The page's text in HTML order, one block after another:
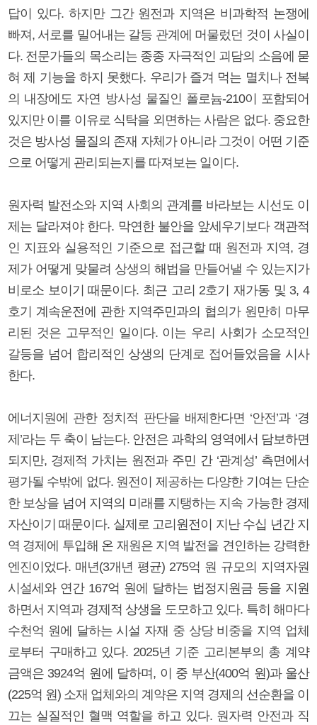
답이 있다. 하지만 그간 원전과 지역은 비과학적 논쟁에
빠져, 서로를 밀어내는 갈등 관계에 머물렀던 것이 사실이
다. 전문가들의 목소리는 종종 자극적인 괴담의 소음에 묻
혀 제 기능을 하지 못했다. 우리가 즐겨 먹는 멸치나 전복
의 내장에도 자연 방사성 물질인 폴로늄-210이 포함되어
있지만 이를 이유로 식탁을 외면하는 사람은 없다. 중요한
것은 방사성 물질의 존재 자체가 아니라 그것이 어떤 기준
으로 어떻게 관리되는지를 따져보는 일이다.
원자력 발전소와 지역 사회의 관계를 바라보는 시선도 이
제는 달라져야 한다. 막연한 불안을 앞세우기보다 객관적
인 지표와 실용적인 기준으로 접근할 때 원전과 지역, 경
제가 어떻게 맞물려 상생의 해법을 만들어낼 수 있는지가
비로소 보이기 때문이다. 최근 고리 2호기 재가동 및 3, 4
호기 계속운전에 관한 지역주민과의 협의가 원만히 마무
리된 것은 고무적인 일이다. 이는 우리 사회가 소모적인
갈등을 넘어 합리적인 상생의 단계로 접어들었음을 시사
한다.
에너지원에 관한 정치적 판단을 배제한다면 ‘안전’과 ‘경
제’라는 두 축이 남는다. 안전은 과학의 영역에서 담보하면
되지만, 경제적 가치는 원전과 주민 간 ‘관계성’ 측면에서
평가될 수밖에 없다. 원전이 제공하는 다양한 기여는 단순
한 보상을 넘어 지역의 미래를 지탱하는 지속 가능한 경제
자산이기 때문이다. 실제로 고리원전이 지난 수십 년간 지
역 경제에 투입해 온 재원은 지역 발전을 견인하는 강력한
엔진이었다. 매년(3개년 평균) 275억 원 규모의 지역자원
시설세와 연간 167억 원에 달하는 법정지원금 등을 지원
하면서 지역과 경제적 상생을 도모하고 있다. 특히 해마다
수천억 원에 달하는 시설 자재 중 상당 비중을 지역 업체
로부터 구매하고 있다. 2025년 기준 고리본부의 총 계약
금액은 3924억 원에 달하며, 이 중 부산(400억 원)과 울산
(225억 원) 소재 업체와의 계약은 지역 경제의 선순환을 이
끄는 실질적인 혈맥 역할을 하고 있다. 원자력 안전과 직